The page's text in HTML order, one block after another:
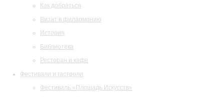
Как добраться
Визит в филармонию
История
Библиотека
Ресторан и кафе
Фестивали и гастроли
Фестиваль «Площадь Искусств»